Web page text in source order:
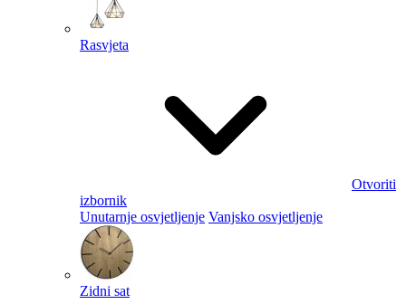
Rasvjeta
Otvoriti
izbornik
Unutarnje osvjetljenje Vanjsko osvjetljenje
Zidni sat